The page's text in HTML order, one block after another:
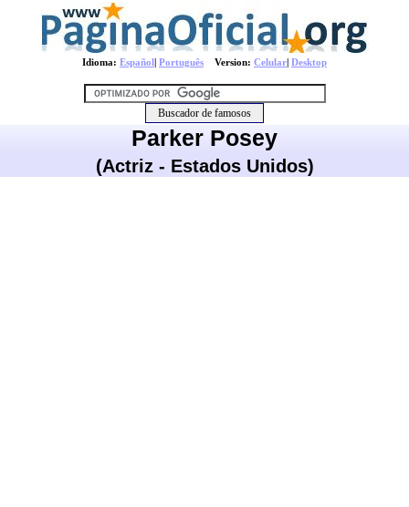
Idioma: Español| Português Version: Celular| Desktop
Parker Posey
(Actriz - Estados Unidos)